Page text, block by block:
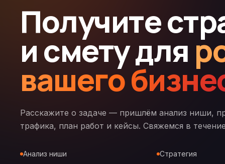
Получите
и смету для
вашего
Расскажите о задаче — пришлём анализ ниши,
трафика, план работ и кейсы. Свяжемся в
Анализ ниши
Стратегия